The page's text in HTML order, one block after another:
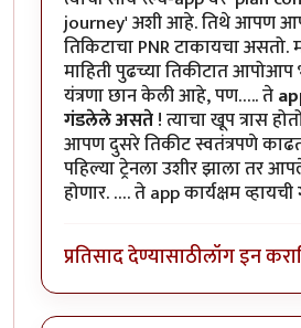
journey' अशी आहे. तिथे आपण
तिकिटाचा PNR टाकायचा
माहिती पुढच्या तिकीटात
यंत्रणा छान केली आहे, पण….. ते
गंडलेले असते! त्याचा खूप त्रास
आपण दुसरे तिकीट स्वतंत्रपणे
पहिल्या ट्रेनला उशीर झाला तर
होणार. …. ते app कार्यक्षम
प्रतिसाद देण्यासाठीलॉग इन करा